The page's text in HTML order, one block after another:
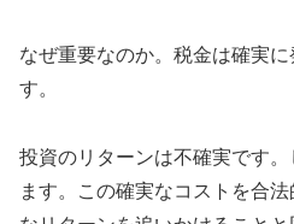
なぜ重要なのか。税金は確実
す。
投資のリターンは不確実です
ます。この確実なコストを合